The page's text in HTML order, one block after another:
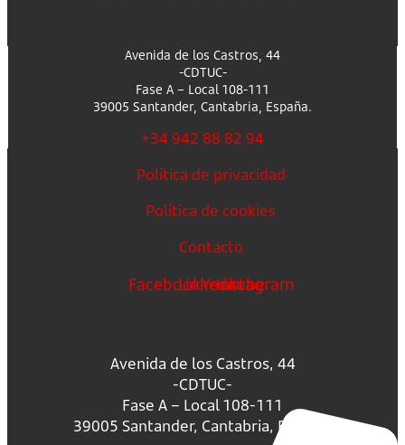
Avenida de los Castros, 44
-CDTUC-
Fase A – Local 108-111
39005 Santander, Cantabria, España.
+34 942 88 82 94
Política de privacidad
Política de cookies
Contacto
FacebookLinkedin
Youtube
Instagram
Avenida de los Castros, 44
-CDTUC-
Fase A – Local 108-111
39005 Santander, Cantabria, España.